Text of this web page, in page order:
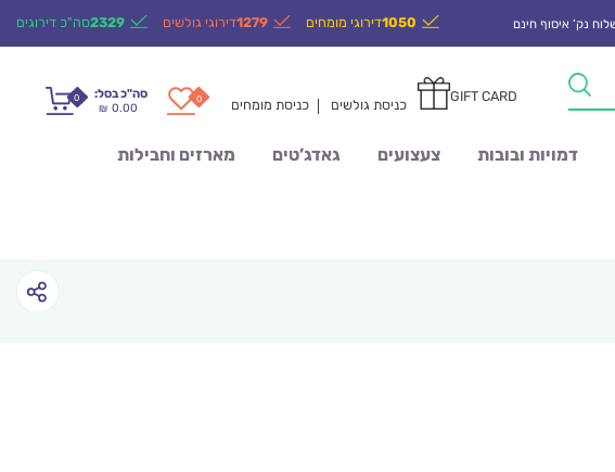
1050דירוגי מומחים 1279דירוגי גולשים 2329סה"כ דירוגים
GIFT CARD כניסת גולשים כניסת מומחים 0
0 סה"כ בסל:
₪ 0.00
דמויות ובובות צעצועים גאדג’טים מארזים וחבילות